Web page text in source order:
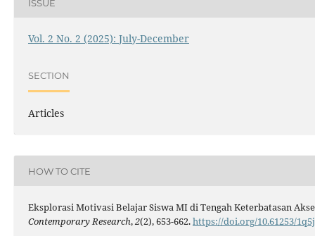
ISSUE
Vol. 2 No. 2 (2025): July-December
SECTION
Articles
HOW TO CITE
Eksplorasi Motivasi Belajar Siswa MI di Tengah Keterbatasan
Contemporary Research,2(2), 653-662.https://doi.org/10.61253/